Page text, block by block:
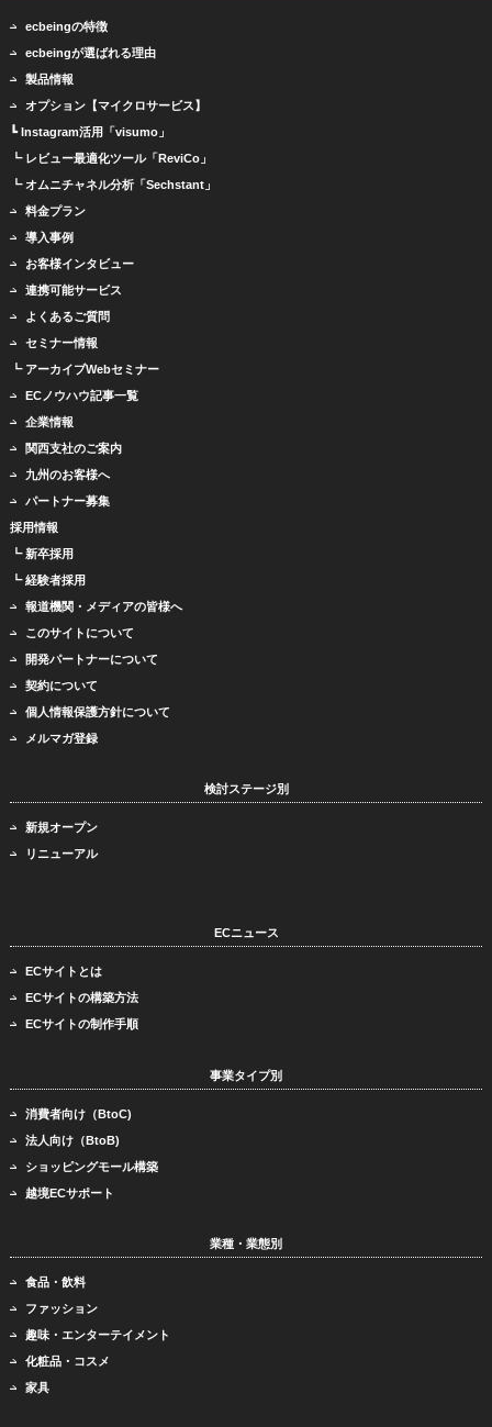
ecbeingの特徴
ecbeingが選ばれる理由
製品情報
オプション【マイクロサービス】
┗ Instagram活用「visumo」
┗ レビュー最適化ツール「ReviCo」
┗ オムニチャネル分析「Sechstant」
料金プラン
導入事例
お客様インタビュー
連携可能サービス
よくあるご質問
セミナー情報
┗ アーカイブWebセミナー
ECノウハウ記事一覧
企業情報
関西支社のご案内
九州のお客様へ
パートナー募集
採用情報
┗ 新卒採用
┗ 経験者採用
報道機関・メディアの皆様へ
このサイトについて
開発パートナーについて
契約について
個人情報保護方針について
メルマガ登録
検討ステージ別
新規オープン
リニューアル
ECニュース
ECサイトとは
ECサイトの構築方法
ECサイトの制作手順
事業タイプ別
消費者向け（BtoC)
法人向け（BtoB)
ショッピングモール構築
越境ECサポート
業種・業態別
食品・飲料
ファッション
趣味・エンターテイメント
化粧品・コスメ
家具